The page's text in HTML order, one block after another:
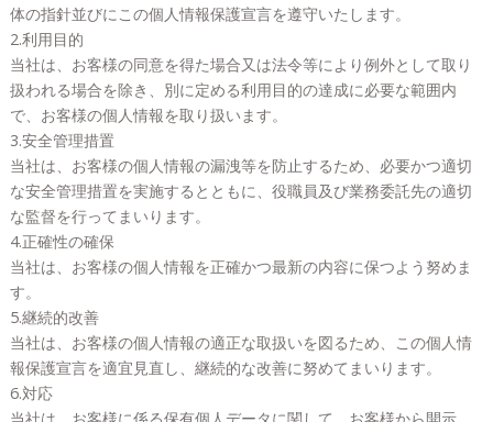
体の指針並びにこの個人情報保護宣言を遵守いたします。
2.利用目的
当社は、お客様の同意を得た場合又は法令等により例外として取り
扱われる場合を除き、別に定める利用目的の達成に必要な範囲内
で、お客様の個人情報を取り扱います。
3.安全管理措置
当社は、お客様の個人情報の漏洩等を防止するため、必要かつ適切
な安全管理措置を実施するとともに、役職員及び業務委託先の適切
な監督を行ってまいります。
4.正確性の確保
当社は、お客様の個人情報を正確かつ最新の内容に保つよう努めま
す。
5.継続的改善
当社は、お客様の個人情報の適正な取扱いを図るため、この個人情
報保護宣言を適宜見直し、継続的な改善に努めてまいります。
6.対応